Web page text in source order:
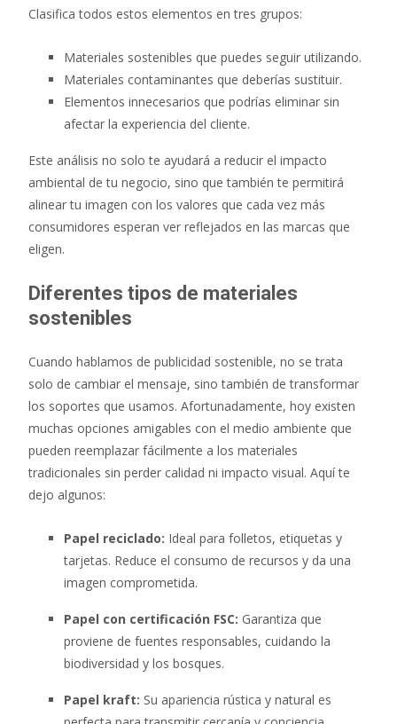
Clasifica todos estos elementos en tres grupos:
Materiales sostenibles que puedes seguir utilizando.
Materiales contaminantes que deberías sustituir.
Elementos innecesarios que podrías eliminar sin
afectar la experiencia del cliente.
Este análisis no solo te ayudará a reducir el impacto
ambiental de tu negocio, sino que también te permitirá
alinear tu imagen con los valores que cada vez más
consumidores esperan ver reflejados en las marcas que
eligen.
Diferentes tipos de materiales
sostenibles
Cuando hablamos de publicidad sostenible, no se trata
solo de cambiar el mensaje, sino también de transformar
los soportes que usamos. Afortunadamente, hoy existen
muchas opciones amigables con el medio ambiente que
pueden reemplazar fácilmente a los materiales
tradicionales sin perder calidad ni impacto visual. Aquí te
dejo algunos:
Papel reciclado: Ideal para folletos, etiquetas y
tarjetas. Reduce el consumo de recursos y da una
imagen comprometida.
Papel con certificación FSC: Garantiza que
proviene de fuentes responsables, cuidando la
biodiversidad y los bosques.
Papel kraft: Su apariencia rústica y natural es